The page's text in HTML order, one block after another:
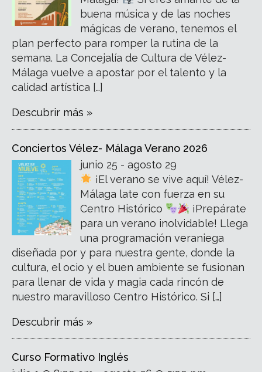
buena música y de las noches
mágicas de verano, tenemos el
plan perfecto para romper la rutina de la
semana. La Concejalía de Cultura de Vélez-
Málaga vuelve a apostar por el talento y la
calidad artística […]
Descubrir más »
Conciertos Vélez- Málaga Verano 2026
junio 25 - agosto 29
¡El verano se vive aquí! Vélez-
Málaga late con fuerza en su
Centro Histórico
¡Prepárate
para un verano inolvidable! Llega
una programación veraniega
diseñada por y para nuestra gente, donde la
cultura, el ocio y el buen ambiente se fusionan
para llenar de vida y magia cada rincón de
nuestro maravilloso Centro Histórico. Si […]
Descubrir más »
Curso Formativo Inglés